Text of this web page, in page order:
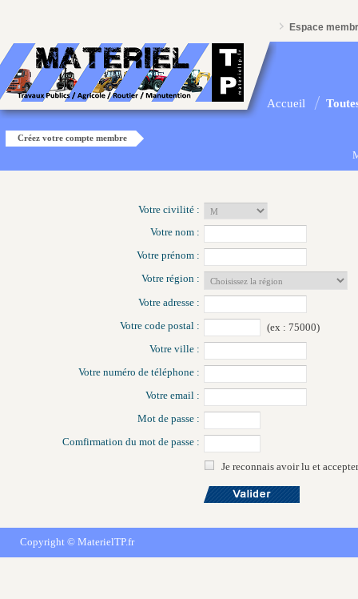
Espace
Accueil
Créez votre compte membre
Votre civilité :
Votre nom :
Votre prénom :
Votre région :
Votre adresse :
Votre code postal :
(ex : 75000)
Votre ville :
Votre numéro de téléphone :
Votre email :
Mot de passe :
Comfirmation du mot de passe :
Je reconnais avoir lu et
Copyright © MaterielTP.fr